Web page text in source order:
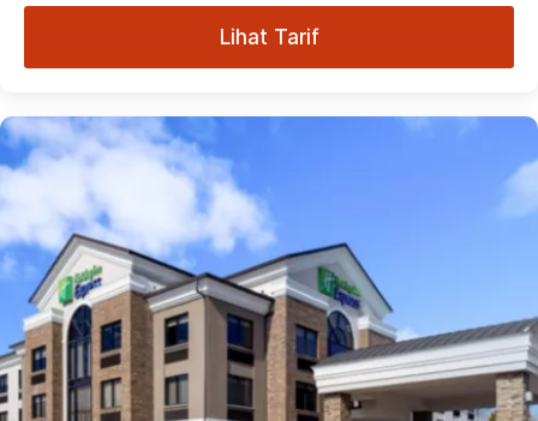
Lihat Tarif